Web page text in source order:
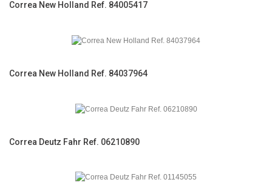
Correa New Holland Ref. 84005417
Correa New Holland Ref. 84037964
Correa Deutz Fahr Ref. 06210890